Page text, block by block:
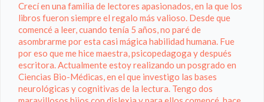
Crecí en una familia de lectores apasionados, en la que los
libros fueron siempre el regalo más valioso. Desde que
comencé a leer, cuando tenía 5 años, no paré de
asombrarme por esta casi mágica habilidad humana. Fue
por eso que me hice maestra, psicopedagoga y después
escritora. Actualmente estoy realizando un posgrado en
Ciencias Bio-Médicas, en el que investigo las bases
neurológicas y cognitivas de la lectura. Tengo dos